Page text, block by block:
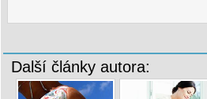
Další články autora: